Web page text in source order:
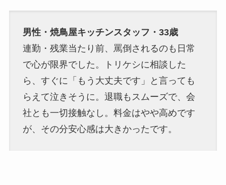
男性・焼鳥屋キッチンスタッフ・33歳
連勤・残業当たり前、罵倒されるのも日常
で心が限界でした。トリケシに相談した
ら、すぐに「もう大丈夫です」と言っても
らえて泣きそうに。退職もスムーズで、会
社とも一切接触なし。料金はやや高めです
が、その分安心感は大きかったです。